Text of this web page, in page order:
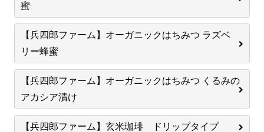
蜜
【兵四郎ファーム】オーガニックはちみつ ラズベ
リー蜂蜜
【兵四郎ファーム】オーガニックはちみつ くるみの
アカシア漬け
【兵四郎ファーム】玄米珈琲 ドリップタイプ